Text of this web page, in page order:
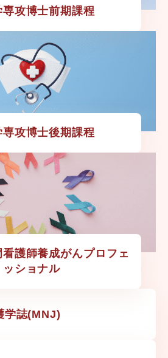
専攻博士前期課程
専攻博士後期課程
護師養成がんプロフェ
ッショナル
学誌(MNJ)